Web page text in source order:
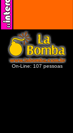
On-Line: 107 pessoas